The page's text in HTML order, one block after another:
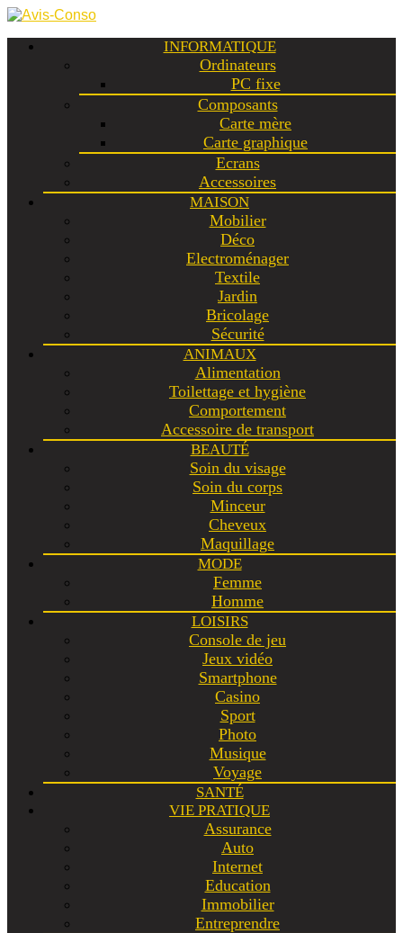
INFORMATIQUE
Ordinateurs
PC fixe
Composants
Carte mère
Carte graphique
Ecrans
Accessoires
MAISON
Mobilier
Déco
Electroménager
Textile
Jardin
Bricolage
Sécurité
ANIMAUX
Alimentation
Toilettage et hygiène
Comportement
Accessoire de transport
BEAUTÉ
Soin du visage
Soin du corps
Minceur
Cheveux
Maquillage
MODE
Femme
Homme
LOISIRS
Console de jeu
Jeux vidéo
Smartphone
Casino
Sport
Photo
Musique
Voyage
SANTÉ
VIE PRATIQUE
Assurance
Auto
Internet
Education
Immobilier
Entreprendre